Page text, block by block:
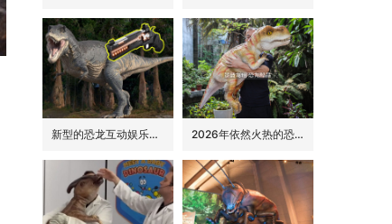
新型的恐龙互动娱乐设备/设施: 激光枪射击启动恐龙 2026年依然火热的恐龙手偶道具